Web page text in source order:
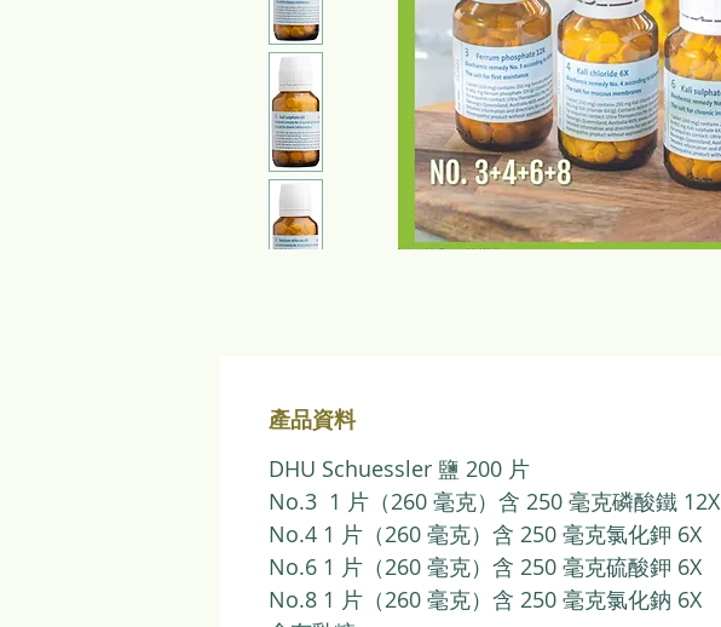
產品資料
DHU Schuessler 鹽 200 片
No.3 1 片（260 毫克）含 250 毫克磷酸鐵 12X
No.4 1 片（260 毫克）含 250 毫克氯化鉀 6X
No.6 1 片（260 毫克）含 250 毫克硫酸鉀 6X
No.8 1 片（260 毫克）含 250 毫克氯化鈉 6X